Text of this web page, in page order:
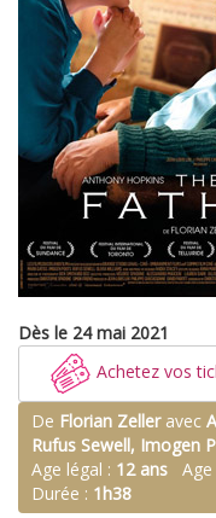
Dès le 24 mai 2021
Achetez vos
De Florian Zelleravec
Rufus Sewell, Imogen
Age légal : 12 ans
Durée : 1h38